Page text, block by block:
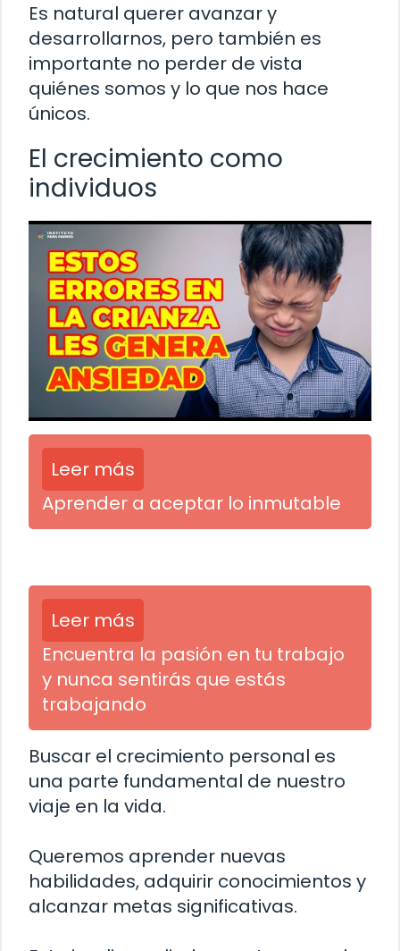
Es natural querer avanzar y
desarrollarnos, pero también es
importante no perder de vista
quiénes somos y lo que nos hace
únicos.
El crecimiento como
individuos
Leer más
Aprender a aceptar lo inmutable
Leer más
Encuentra la pasión en tu trabajo
y nunca sentirás que estás
trabajando
Buscar el crecimiento personal es
una parte fundamental de nuestro
viaje en la vida.
Queremos aprender nuevas
habilidades, adquirir conocimientos y
alcanzar metas significativas.